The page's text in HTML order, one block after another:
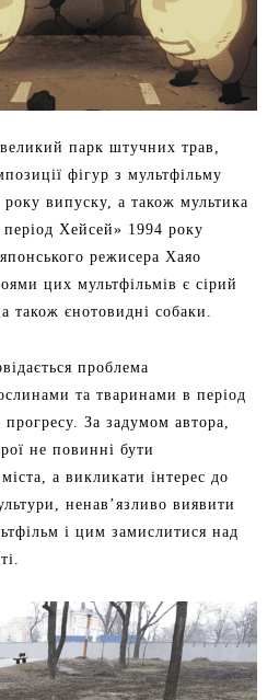
парк штучних трав,
фігур з мультфільму
випуску, а також мультика
Хейсей» 1994 року
режисера Хаяо
цих мультфільмів є сірий
також єнотовидні собаки.
проблема
та тваринами в період
За задумом автора,
не повинні бути
а викликати інтерес до
ненав’язливо виявити
і цим замислитися над